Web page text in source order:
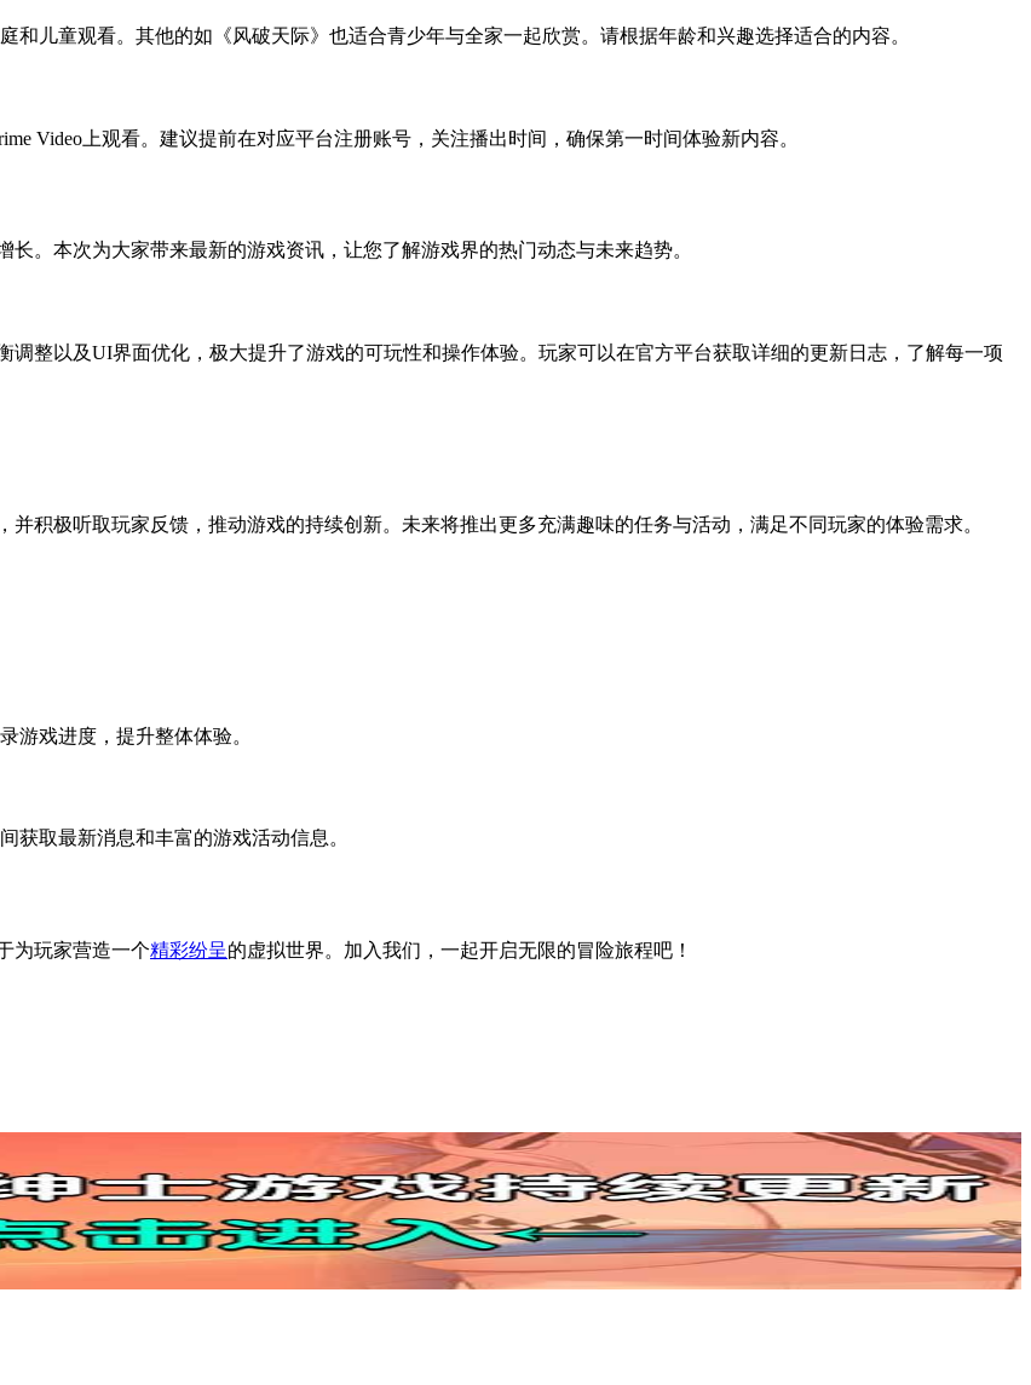
儿童观看。其他的如《风破天际》也适合青少年与全家一起欣赏。请根据年龄和兴趣选择适合的内容。
Video上观看。建议提前在对应平台注册账号，关注播出时间，确保第一时间体验新内容。
。本次为大家带来最新的游戏资讯，让您了解游戏界的热门动态与未来趋势。
整以及UI界面优化，极大提升了游戏的可玩性和操作体验。玩家可以在官方平台获取详细的更新日志，了解每一项
积极听取玩家反馈，推动游戏的持续创新。未来将推出更多充满趣味的任务与活动，满足不同玩家的体验需求。
游戏进度，提升整体体验。
获取最新消息和丰富的游戏活动信息。
为玩家营造一个精彩纷呈的虚拟世界。加入我们，一起开启无限的冒险旅程吧！